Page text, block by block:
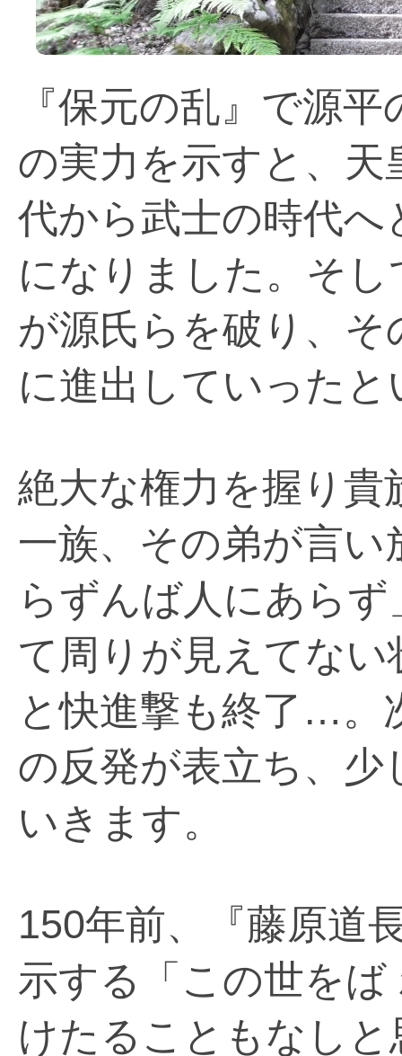
『保元の乱』で源
の実力を示すと、
代から武士の時代
になりました。そ
が源氏らを破り、
に進出していった
絶大な権力を握り貴
一族、その弟が言
らずんば人にあら
て周りが見えてな
と快進撃も終了…。
の反発が表立ち、
いきます。
150年前、『藤原道
示する「この世を
けたることもなし